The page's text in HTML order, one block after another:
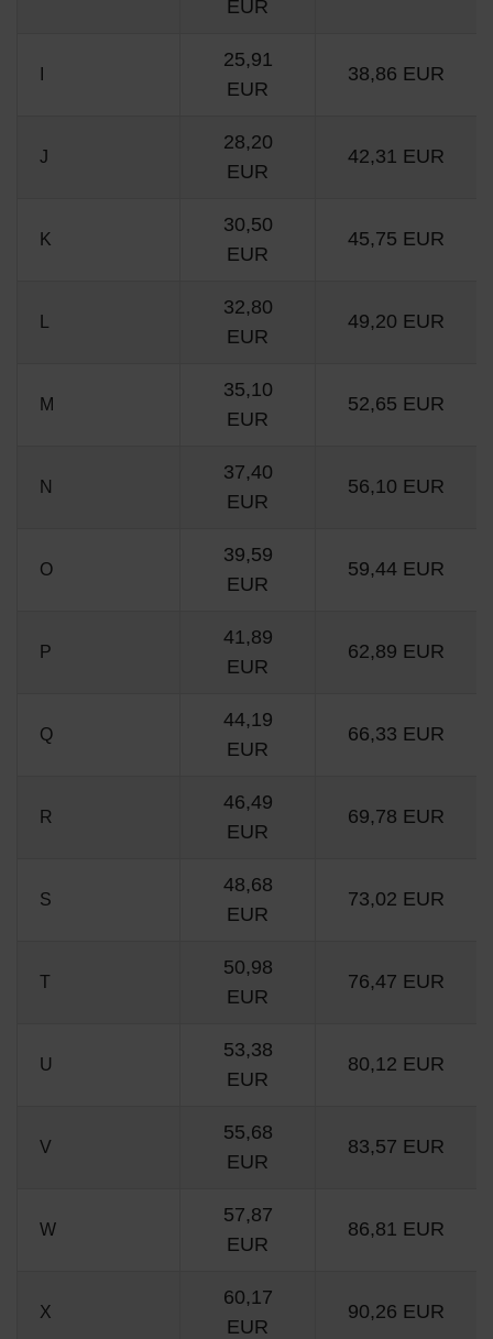
EUR
25,91
EUR
38,86 EUR
J
28,20
EUR
42,31 EUR
K
30,50
EUR
45,75 EUR
32,80
EUR
49,20 EUR
M
35,10
EUR
52,65 EUR
N
37,40
EUR
56,10 EUR
O
39,59
EUR
59,44 EUR
P
41,89
EUR
62,89 EUR
Q
44,19
EUR
66,33 EUR
R
46,49
EUR
69,78 EUR
S
48,68
EUR
73,02 EUR
T
50,98
EUR
76,47 EUR
U
53,38
EUR
80,12 EUR
V
55,68
EUR
83,57 EUR
W
57,87
EUR
86,81 EUR
X
60,17
EUR
90,26 EUR